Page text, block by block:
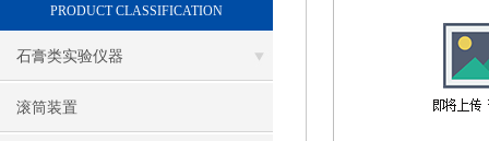
PRODUCT CLASSIFICATION
石膏类实验仪器
滚筒装置